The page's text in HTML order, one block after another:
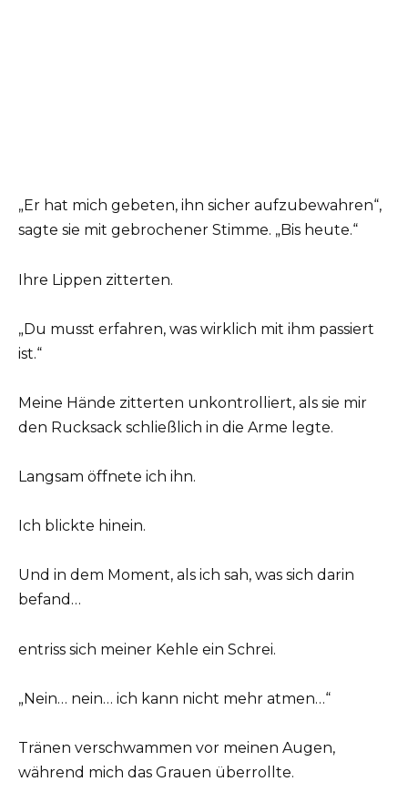
„Er hat mich gebeten, ihn sicher aufzubewahren“,
sagte sie mit gebrochener Stimme. „Bis heute.“
Ihre Lippen zitterten.
„Du musst erfahren, was wirklich mit ihm passiert
ist.“
Meine Hände zitterten unkontrolliert, als sie mir
den Rucksack schließlich in die Arme legte.
Langsam öffnete ich ihn.
Ich blickte hinein.
Und in dem Moment, als ich sah, was sich darin
befand…
entriss sich meiner Kehle ein Schrei.
„Nein… nein… ich kann nicht mehr atmen…“
Tränen verschwammen vor meinen Augen,
während mich das Grauen überrollte.